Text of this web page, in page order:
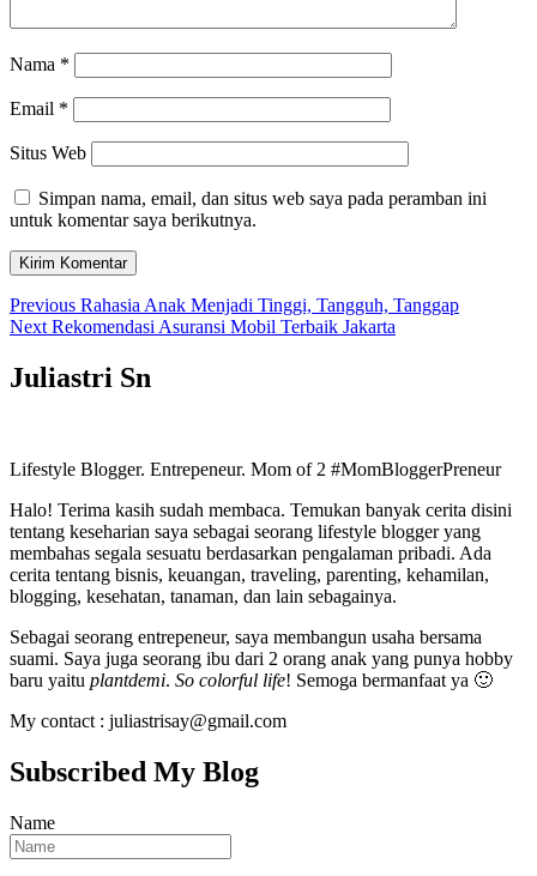
Nama *
Email *
Situs Web
Simpan nama, email, dan situs web saya pada peramban ini
untuk komentar saya berikutnya.
Navigasi
pos
Previous Previous
post:
Rahasia Anak Menjadi Tinggi, Tangguh, Tanggap
Next Next
Rekomendasi Asuransi Mobil Terbaik Jakarta
Juliastri Sn
Lifestyle Blogger. Entrepeneur. Mom of 2 #MomBloggerPreneur
Halo! Terima kasih sudah membaca. Temukan banyak cerita disini
tentang keseharian saya sebagai seorang lifestyle blogger yang
membahas segala sesuatu berdasarkan pengalaman pribadi. Ada
cerita tentang bisnis, keuangan, traveling, parenting, kehamilan,
blogging, kesehatan, tanaman, dan lain sebagainya.
Sebagai seorang entrepeneur, saya membangun usaha bersama
suami. Saya juga seorang ibu dari 2 orang anak yang punya hobby
baru yaitu plantdemi. So colorful life! Semoga bermanfaat ya 🙂
My contact : juliastrisay@gmail.com
Subscribed My Blog
Name